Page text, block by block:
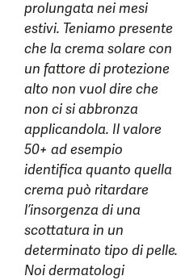
prolungata nei mesi
estivi. Teniamo presente
che la crema solare con
un fattore di protezione
alto non vuol dire che
non ci si abbronza
applicandola. Il valore
50+ ad esempio
identifica quanto quella
crema può ritardare
l’insorgenza di una
scottatura in un
determinato tipo di pelle.
Noi dermatologi